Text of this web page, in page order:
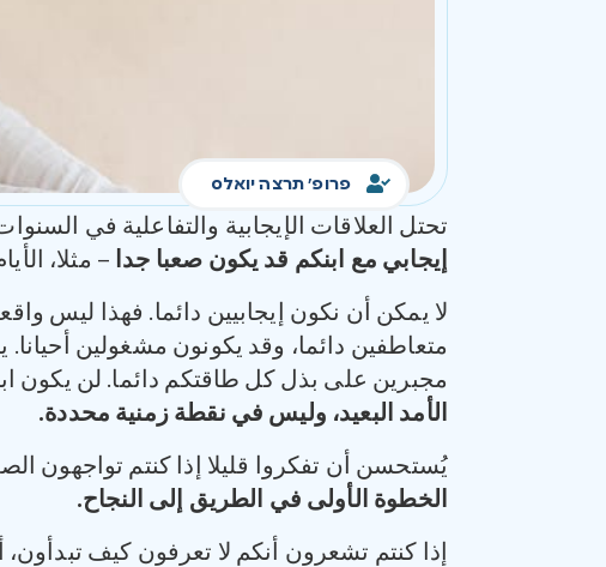
פרופ' תרצה יואלס
تحتل العلاقات الإيجابية والتفاعلية في
إيجابي مع ابنكم قد يكون صعبا جدا – مثلا،
لا يمكن أن نكون إيجابيين دائما. فهذا ليس
متعاطفين دائما، وقد يكونون مشغولين
مجبرين على بذل كل طاقتكم دائما. لن يكون
الأمد البعيد، وليس في نقطة زمنية محددة.
يُستحسن أن تفكروا قليلا إذا كنتم تواجهون
الخطوة الأولى في الطريق إلى النجاح.
إذا كنتم تشعرون أنكم لا تعرفون كيف